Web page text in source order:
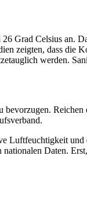
Grad Celsius an.
zeigten, dass die
werden.
Reichen
Luftfeuchtigkeit
Daten.